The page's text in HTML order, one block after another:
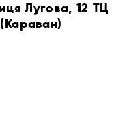
Лугова, 12 ТЦ